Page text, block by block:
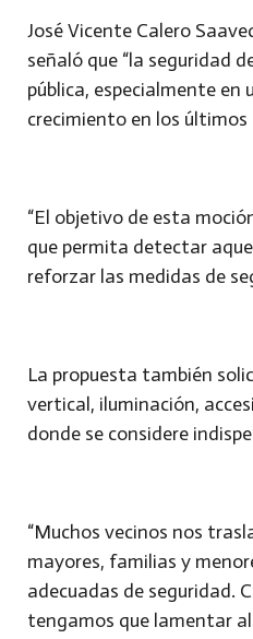
José Vicente Calero
señaló que “la seguridad
pública, especialmente
crecimiento en los últimos
“El objetivo de esta
que permita detectar
reforzar las medidas de
La propuesta también
vertical, iluminación,
donde se considere
“Muchos vecinos nos
mayores, familias y
adecuadas de seguridad.
tengamos que lamentar